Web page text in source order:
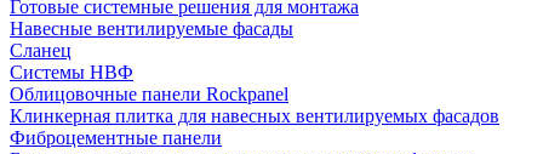
Готовые системные решения для монтажа
Навесные вентилируемые фасады
Сланец
Системы НВФ
Облицовочные панели Rockpanel
Клинкерная плитка для навесных вентилируемых фасадов
Фиброцементные панели